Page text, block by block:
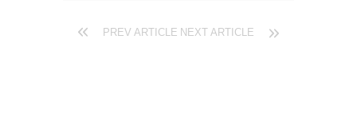
PREV ARTICLE NEXT ARTICLE